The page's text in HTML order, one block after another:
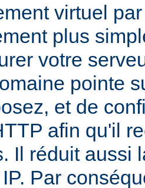
virtuel
plus
votre
pointe
et de
afin qu'il
Il réduit aussi
Par